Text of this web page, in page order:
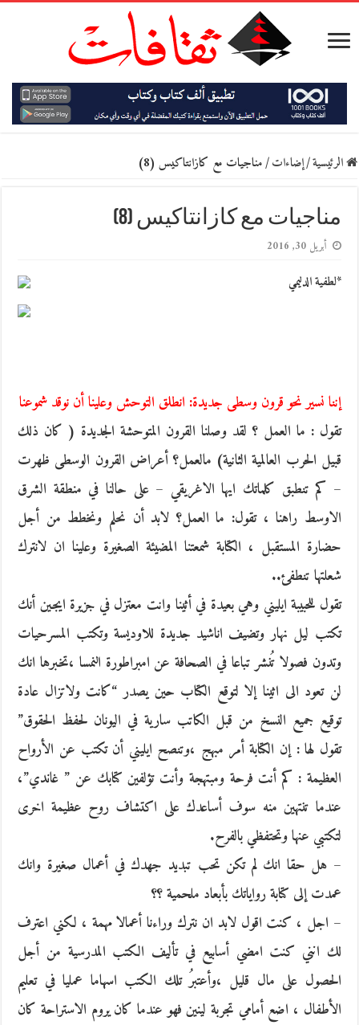
الرئيسية/إضاءات/مناجيات مع كازانتاكيس (8)
مناجيات مع كازانتاكيس (8)
أبريل 30, 2016
*لطفية الدليمي
إننا نسير نحو قرون وسطى جديدة: انطلق التوحش وعلينا أن نوقد شموعنا
تقول : ما العمل ؟ لقد وصلنا القرون المتوحشة الجديدة ( كان ذلك
قبيل الحرب العالمية الثانية) مالعمل؟ أعراض القرون الوسطى ظهرت
– كم تنطبق كلماتك ايها الاغريقي – على حالنا في منطقة الشرق
الاوسط راهنا ، تقول: ما العمل؟ لابد أن نحلم ونخطط من أجل
حضارة المستقبل ، الكتابة شمعتنا المضيئة الصغيرة وعلينا ان لانترك
شعلتها تنطفئ..
تقول للحبيبة ايليني وهي بعيدة في أثينا وانت معتزل في جزيرة ايجين أنك
تكتب ليل نهار وتضيف اناشيد جديدة للاوديسة وتكتب المسرحيات
وتدون فصولا تُنشر تباعا في الصحافة عن امبراطورة النمسا ،تخبرها انك
لن تعود الى اثينا إلا لتوقع الكتاب حين يصدر “كانت ولاتزال عادة
توقيع جميع النسخ من قبل الكاتب سارية في اليونان لحفظ الحقوق”
تقول لها : إن الكتابة أمر مبهج ،وتنصح ايليني أن تكتب عن الأرواح
العظيمة : كم أنت فرحة ومبتهجة وأنت تؤلفين كتابك عن ” غاندي”،
عندما تنتهين منه سوف أساعدك على اكتشاف روح عظيمة اخرى
لتكتبي عنها وتحتفظي بالفرح.
– هل حقا انك لم تكن تحب تبديد جهدك في أعمال صغيرة وانك
عمدت إلى كتابة رواياتك بأبعاد ملحمية ؟؟
– اجل ، كنت اقول لابد ان نترك وراءنا أعمالا مهمة ، لكني اعترف
لك انني كنت امضي أسابيع في تأليف الكتب المدرسية من أجل
الحصول على مال قليل ،وأعتبرُ تلك الكتب اسهاما عمليا في تعليم
الأطفال ، اضع أمامي تجربة لينين فهو عندما كان يروم الاستراحة كان